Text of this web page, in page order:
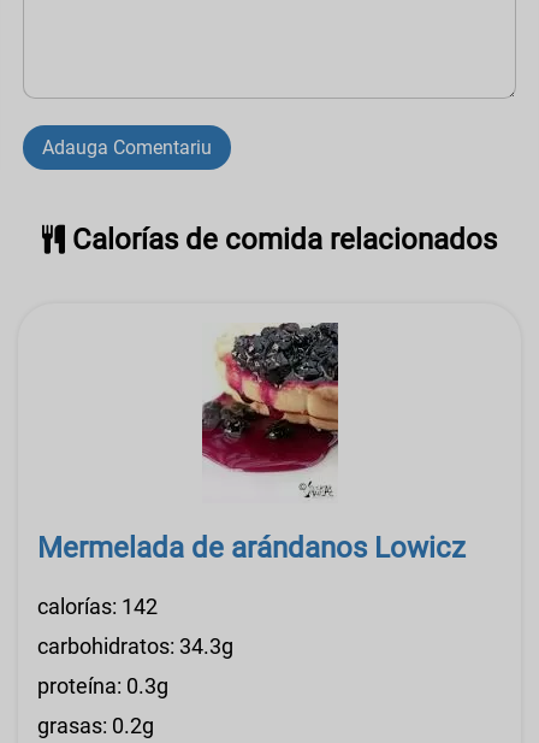
Adauga Comentariu
Calorías de comida relacionados
Mermelada de arándanos Lowicz
calorías: 142
carbohidratos: 34.3g
proteína: 0.3g
grasas: 0.2g